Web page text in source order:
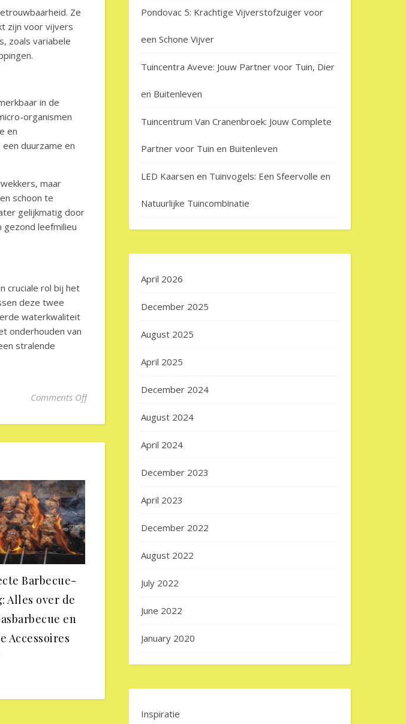
Ze
zijn voor vijvers
zoals variabele
in de
organismen
en
duurzame en
maar
schoon te
gelijkmatig door
leefmilieu
cruciale rol bij het
deze twee
waterkwaliteit
onderhouden van
stralende
Comments Offon Verhelderende Innovatie: UV Lampen voor Vijvers en Oase Vijverpompen
Barbecue-
Alles over de
en
Accessoires
Pondovac 5: Krachtige Vijverstofzuiger voor
een Schone Vijver
Tuincentra Aveve: Jouw Partner voor Tuin, Dier
en Buitenleven
Tuincentrum Van Cranenbroek: Jouw Complete
Partner voor Tuin en Buitenleven
LED Kaarsen en Tuinvogels: Een Sfeervolle en
Natuurlijke Tuincombinatie
April 2026
December 2025
August 2025
April 2025
December 2024
August 2024
April 2024
December 2023
April 2023
December 2022
August 2022
July 2022
June 2022
January 2020
Inspiratie